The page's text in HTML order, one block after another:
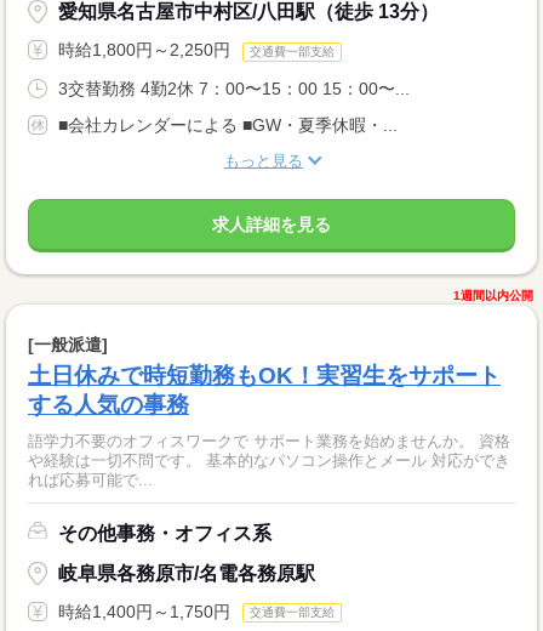
愛知県名古屋市中村区/八田駅（徒歩 13分）
時給1,800円～2,250円 交通費一部支給
3交替勤務 4勤2休 7：00〜15：00 15：00〜...
■会社カレンダーによる ■GW・夏季休暇・...
もっと見る
求人詳細を見る
1週間以内公開
[一般派遣]
土日休みで時短勤務もOK！実習生をサポート
する人気の事務
語学力不要のオフィスワークで サポート業務を始めませんか。 資格
や経験は一切不問です。 基本的なパソコン操作とメール 対応ができ
れば応募可能で...
その他事務・オフィス系
岐阜県各務原市/名電各務原駅
時給1,400円～1,750円 交通費一部支給